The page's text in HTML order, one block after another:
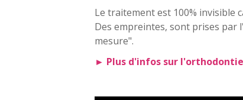
Le traitement est 100% invisible
Des empreintes, sont prises
mesure".
► Plus d'infos sur